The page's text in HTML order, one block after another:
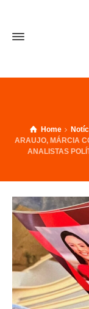
Home
ARAUJO, MÁRCIA
ANALISTAS